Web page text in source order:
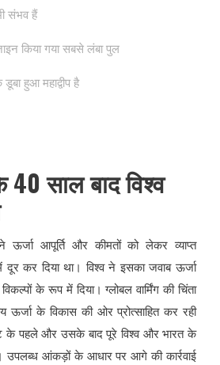
संभव हैं
किया गया सबसे लंबा पुल
हुआ महाद्वीप है
साल बाद विश्व
आपूर्ति और कीमतों को लेकर व्याप्त
कर दिया था। विश्व ने इसका जवाब ऊर्जा
के रूप में दिया। ग्लोबल वार्मिंग की चिंता
ऊर्जा के विकास की ओर प्रोत्साहित कर रही
पहले और उसके बाद पूरे विश्व और भारत के
उपलब्ध आंकड़ों के आधार पर आगे की कार्रवाई